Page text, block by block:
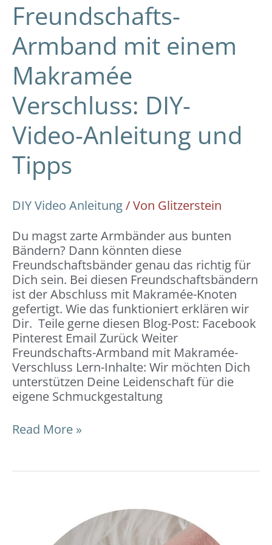
Freundschafts-
Armband mit einem
Makramée
Verschluss: DIY-
Video-Anleitung und
Tipps
DIY Video Anleitung/ Von Glitzerstein
Du magst zarte Armbänder aus bunten
Bändern? Dann könnten diese
Freundschaftsbänder genau das richtig für
Dich sein. Bei diesen Freundschaftsbändern
ist der Abschluss mit Makramée-Knoten
gefertigt. Wie das funktioniert erklären wir
Dir. Teile gerne diesen Blog-Post: Facebook
Pinterest Email Zurück Weiter
Freundschafts-Armband mit Makramée-
Verschluss Lern-Inhalte: Wir möchten Dich
unterstützen Deine Leidenschaft für die
eigene Schmuckgestaltung
Read More »